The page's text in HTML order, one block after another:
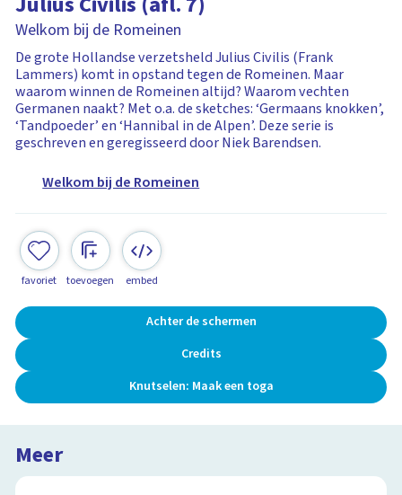
Welkom bij de Romeinen
De grote Hollandse verzetsheld Julius Civilis (Frank
Lammers) komt in opstand tegen de Romeinen. Maar
waarom winnen de Romeinen altijd? Waarom vechten
Germanen naakt? Met o.a. de sketches: ‘Germaans knokken’,
‘Tandpoeder’ en ‘Hannibal in de Alpen’. Deze serie is
geschreven en geregisseerd door Niek Barendsen.
Welkom bij de Romeinen
favoriet toevoegen embed
Achter de schermen
Credits
Knutselen: Maak een toga
Meer